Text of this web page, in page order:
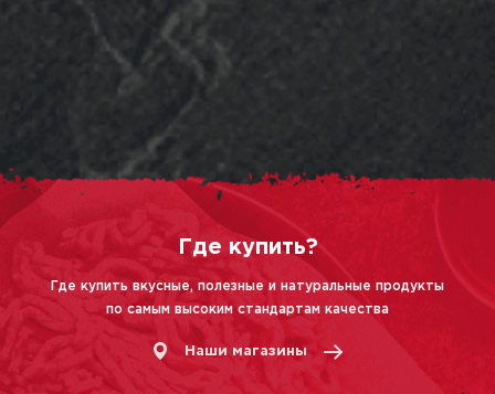
Где купить?
Где купить вкусные, полезные и натуральные продукты
по самым высоким стандартам качества
Наши магазины